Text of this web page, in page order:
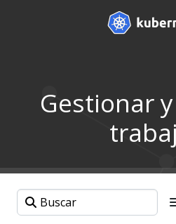
Gestionar